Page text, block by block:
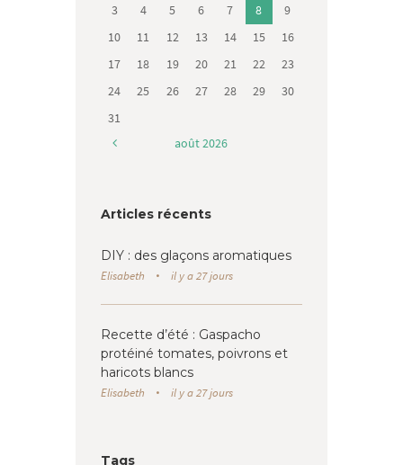
3
4 5 6 7 8
9
10
11 12 13 14 15
16
17
18 19 20 21 22
23
24
25 26 27 28 29
30
31
août2026
Articles récents
DIY : des glaçons aromatiques
Elisabeth il y a 27 jours
Recette d’été : Gaspacho
protéiné tomates, poivrons et
haricots blancs
Elisabeth il y a 27 jours
Tags